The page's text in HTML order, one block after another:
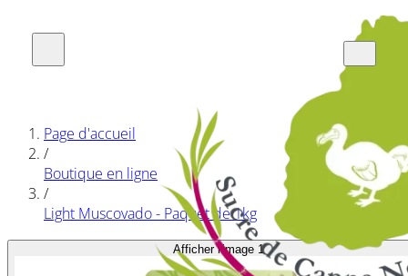
Page d'accueil
/
Boutique en ligne
/
Light Muscovado - Paquet de 1kg
Afficher l'image 1